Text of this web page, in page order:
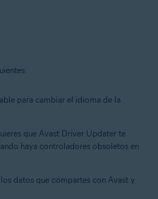
para cambiar el idioma de la
que Avast Driver Updater te
haya controladores obsoletos en
datos que compartes con Avast y